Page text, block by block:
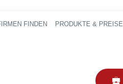
Haupt-Navigation
FINDEN PRODUKTE & PREISE